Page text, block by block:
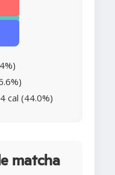
cal (44.0%)
matcha